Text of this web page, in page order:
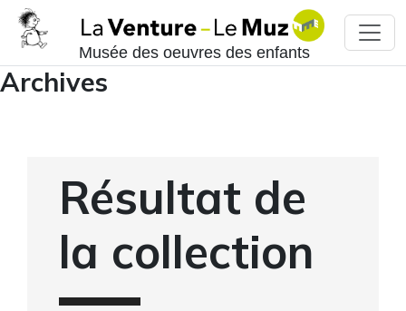
Musée des oeuvres des enfants
Archives
Résultat de
la collection